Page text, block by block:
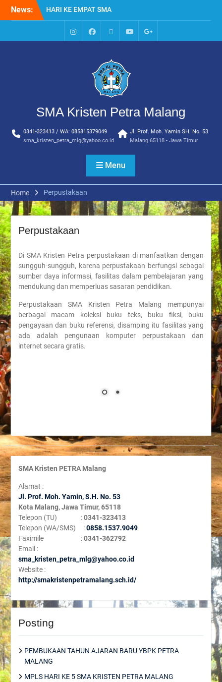
News:
HARI KE EMPAT SMA
KRISTEN PETRA MALANG
MPLS HARI KE TIGA SMA
KRISTEN PETRA MALANG
LINGKUNGAN SEKOLAH DI
SMA KRISTEN PETRA
AJARAN BARU YBPK
MPLS HARI KE 5 SMA
KRISTEN PETRA MALANG
IG
FacebookWhatsappYoutubeGoogle+
SMA Kristen Petra Malang
0341-323413 / WA: 085815379049
sma_kristen_petra_mlg@yahoo.co.id
Jl. Prof. Moh. Yamin SH. No. 53
Malang 65118 - Jawa Timur
Menu
Home Perpustakaan
Perpustakaan
Di SMA Kristen Petra perpustakaan di manfaatkan dengan
sungguh-sungguh, karena perpustakaan berfungsi sebagai
sumber daya informasi, fasilitas dalam pembelajaran yang
mendukung dan memperluas sasaran pendidikan.
Perpustakaan SMA Kristen Petra Malang mempunyai
berbagai macam koleksi buku teks, buku fiksi, buku
pengayaan dan buku referensi, disamping itu fasilitas yang
ada adalah pengunaan komputer perpustakaan dan
internet secara gratis.
SMA Kristen PETRA Malang
Alamat :
Jl. Prof. Moh. Yamin, S.H. No. 53
Kota Malang, Jawa Timur, 65118
Telepon (TU) :0341-323413
Telepon (WA/SMS) :0858.1537.9049
Faximile :0341-362792
Email :
sma_kristen_petra_mlg@yahoo.co.id
Website :
http://smakristenpetramalang.sch.id/
Posting
PEMBUKAAN TAHUN AJARAN BARU YBPK PETRA
MALANG
MPLS HARI KE 5 SMA KRISTEN PETRA MALANG